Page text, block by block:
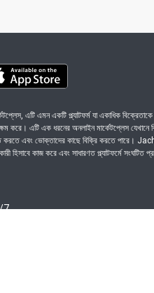
এটি এমন একটি প্ল্যাটফর্ম যা একাধিক বিক্রেতাকে
করে। এটি এক ধরনের অনলাইন মার্কেটপ্লেস যেখানে
করতে এবং ভোক্তাদের কাছে বিক্রি করতে পারে।
হিসাবে কাজ করে এবং সাধারণত প্ল্যাটফর্মে সংঘটিত
7